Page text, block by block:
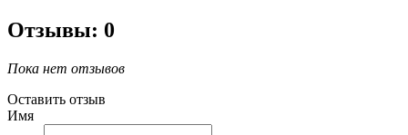
Отзывы: 0
Пока нет отзывов
Оставить отзыв
Имя